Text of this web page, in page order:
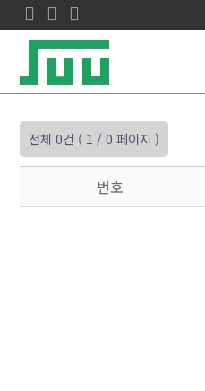
전체 0건 ( 1 / 0 페이지 )
번호